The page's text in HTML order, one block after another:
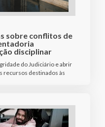
sobre conflitos de
disciplinar
do Judiciário e abrir
recursos destinados às